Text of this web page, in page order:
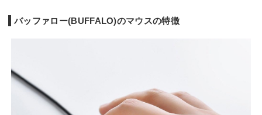
バッファロー(BUFFALO)のマウスの特徴